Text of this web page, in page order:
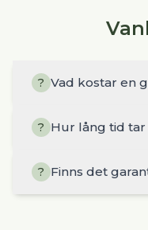
? Vad kostar en
? Hur lång tid tar
? Finns det